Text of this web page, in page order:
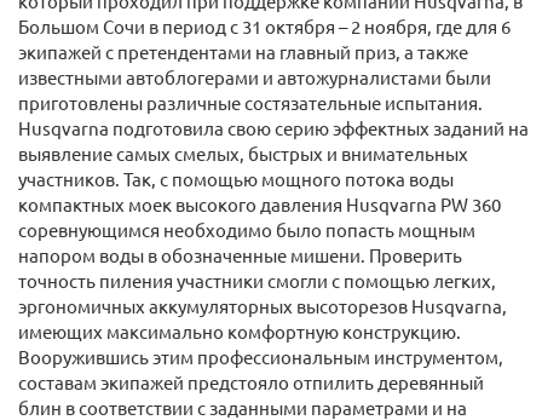
Большом Сочи в период с 31 октября – 2 ноября, где для 6
экипажей с претендентами на главный приз, а также
известными автоблогерами и автожурналистами были
приготовлены различные состязательные испытания.
Husqvarna подготовила свою серию эффектных заданий на
выявление самых смелых, быстрых и внимательных
участников. Так, с помощью мощного потока воды
компактных моек высокого давления Husqvarna PW 360
соревнующимся необходимо было попасть мощным
напором воды в обозначенные мишени. Проверить
точность пиления участники смогли с помощью легких,
эргономичных аккумуляторных высоторезов Husqvarna,
имеющих максимально комфортную конструкцию.
Вооружившись этим профессиональным инструментом,
составам экипажей предстояло отпилить деревянный
блин в соответствии с заданными параметрами и на